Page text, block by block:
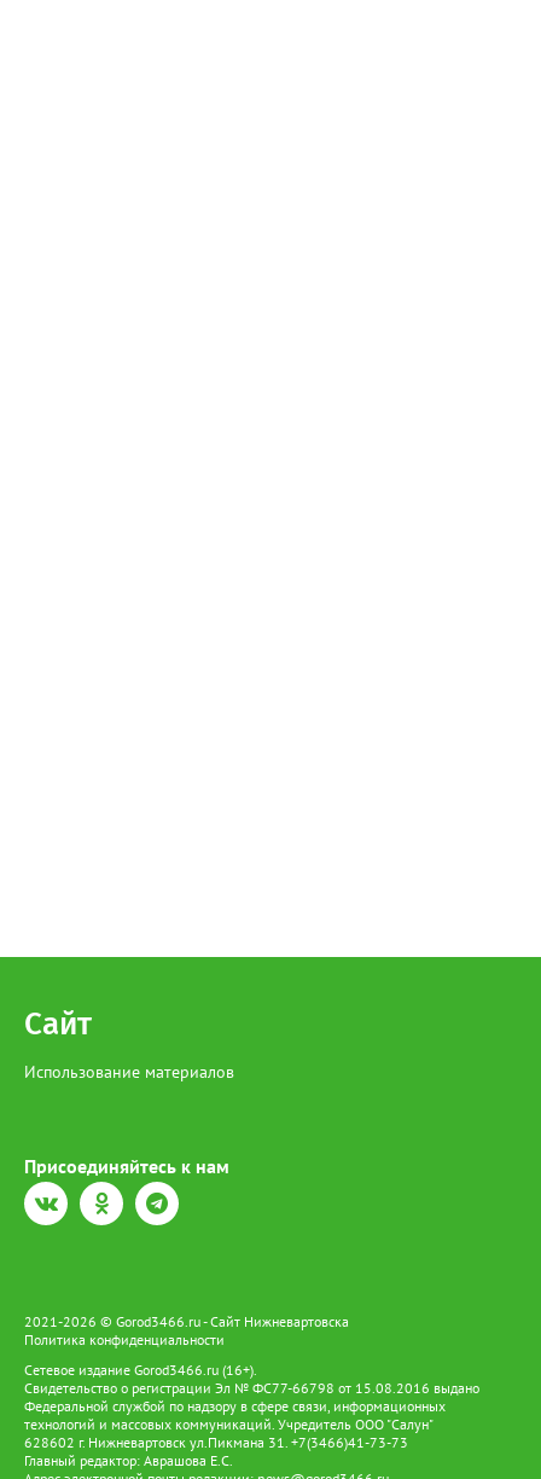
Сайт
Использование материалов
Присоединяйтесь к нам
2021-2026 © Gorod3466.ru - Сайт Нижневартовска
Политика конфиденциальности
Сетевое издание Gorod3466.ru (16+).
Свидетельство о регистрации Эл № ФС77-66798 от 15.08.2016 выдано
Федеральной службой по надзору в сфере связи, информационных
технологий и массовых коммуникаций. Учредитель ООО "Салун"
628602 г. Нижневартовск ул.Пикмана 31. +7(3466)41-73-73
Главный редактор: Аврашова Е.С.